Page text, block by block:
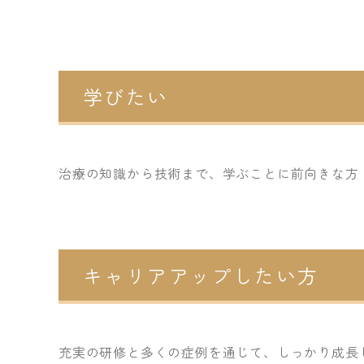
学びたい
治療の知識から技術まで、学ぶことに前向きな方
キャリアアップしたい方
充実の研修と多くの症例を通じて、しっかり成長